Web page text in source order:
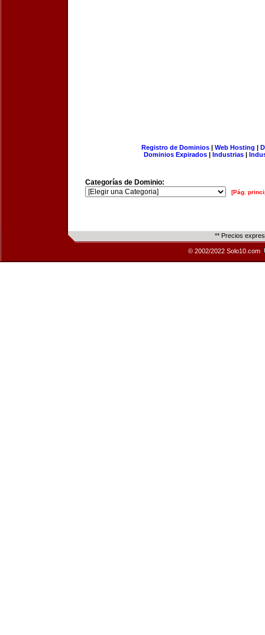
Registro de Dominios| Web Hosting |
Dominios Expirados | Industrias |
Categorías de Dominio:
[Pág.
** Precios
© 2002/2022 Solo10.com